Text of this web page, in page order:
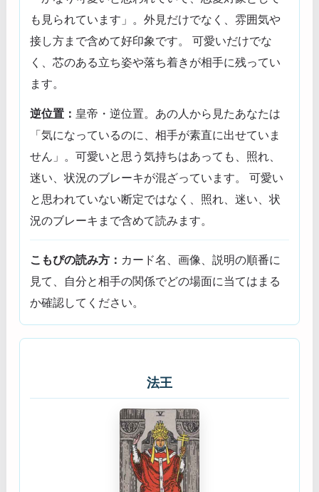
も見られています」。外見だけでなく、雰囲気や
接し方まで含めて好印象です。 可愛いだけでな
く、芯のある立ち姿や落ち着きが相手に残ってい
ます。
逆位置： 皇帝・逆位置。あの人から見たあなたは
「気になっているのに、相手が素直に出せていま
せん」。可愛いと思う気持ちはあっても、照れ、
迷い、状況のブレーキが混ざっています。 可愛い
と思われていない断定ではなく、照れ、迷い、状
況のブレーキまで含めて読みます。
こもぴの読み方： カード名、画像、説明の順番に
見て、自分と相手の関係でどの場面に当てはまる
か確認してください。
法王